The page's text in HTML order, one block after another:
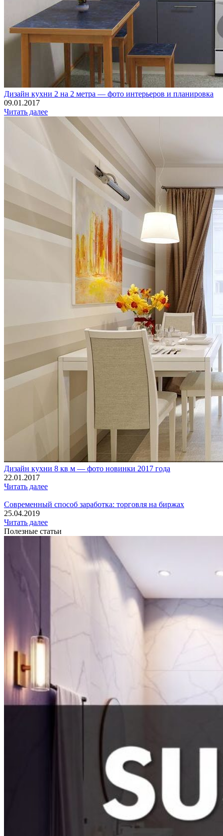
Дизайн кухни 2 на 2 метра — фото интерьеров и планировка
09.01.2017
Читать далее
Дизайн кухни 8 кв м — фото новинки 2017 года
22.01.2017
Читать далее
Современный способ заработка: торговля на биржах
25.04.2019
Читать далее
Полезные статьи